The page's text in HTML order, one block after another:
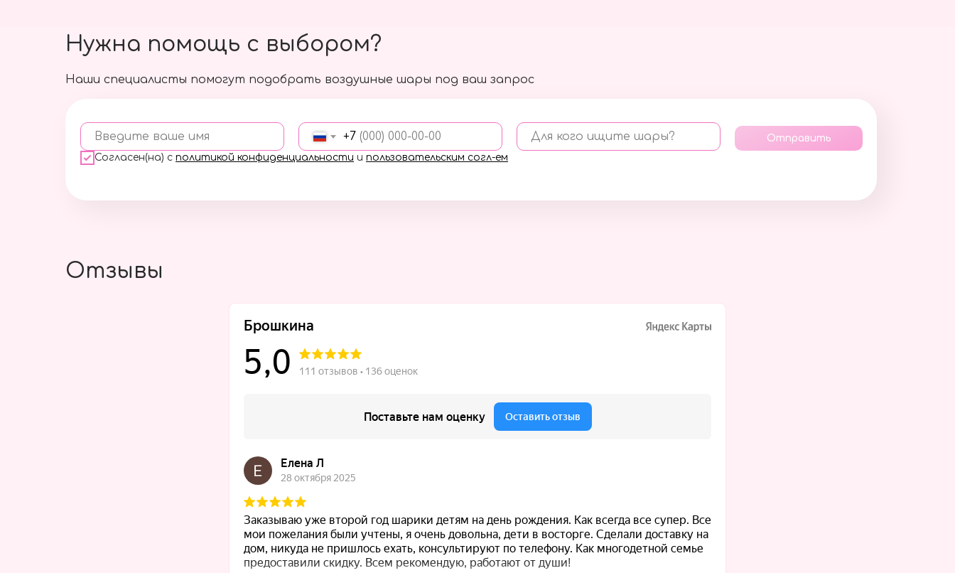
Наши специалисты помогут подобрать воздушные шары под ваш запрос
Введите ваше имя +7 Для кого ищите шары?
Согласен(на) с политикой конфиденциальности и пользовательским согл-ем
Отправить
Нужна помощь с выбором?
Отзывы